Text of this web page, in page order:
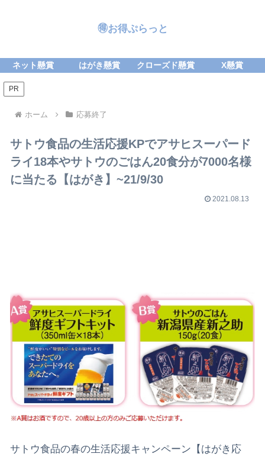
🉐お得ぷらっと
ネット懸賞 はがき懸賞 クローズド懸賞 X懸賞
PR
ホーム 応募終了
サトウ食品の生活応援KPでアサヒスーパード
ライ18本やサトウのごはん20食分が7000名様
に当たる【はがき】~21/9/30
2021.08.13
サトウ食品の春の生活応援キャンペーン【はがき応